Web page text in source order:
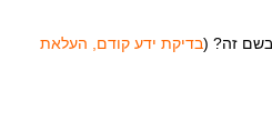
זה? (בדיקת ידע קודם, העלאת